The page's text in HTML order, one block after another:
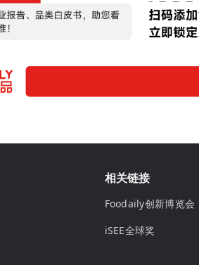
相关链接
Foodaily创新博览会
iSEE全球奖